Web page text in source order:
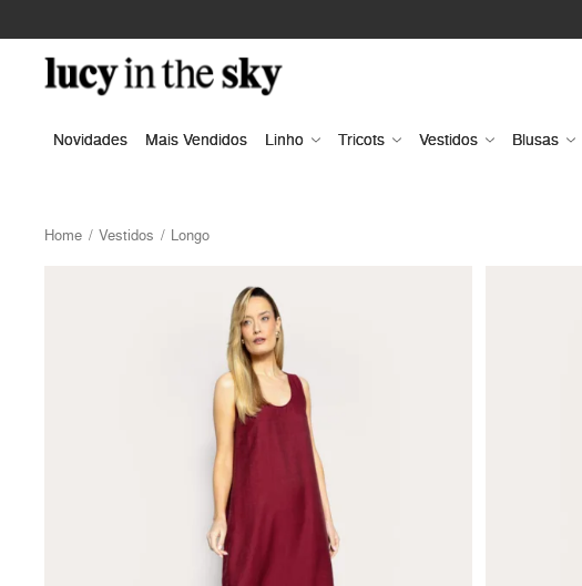
Novidades Mais Vendidos Linho Tricots Vestidos Blusas
Home Vestidos Longo